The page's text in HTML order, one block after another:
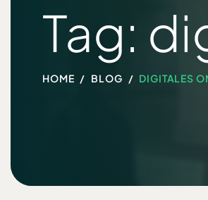
Tag:
HOME BLOG DIGITALES